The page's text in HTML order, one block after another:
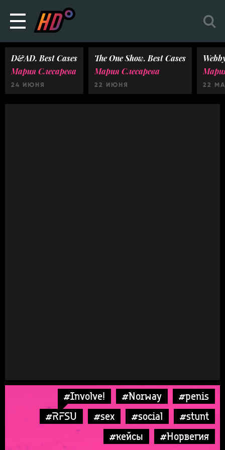
D&AD. Best Cases
Мария Слесарева
24 ИЮНЯ
The One Show. Best Cases
Мария Слесарева
22 ИЮНЯ 22
#Involve! #Norway
#penis
#RFSU
#sex #social
#stunt
#кейсы
#Норвегия